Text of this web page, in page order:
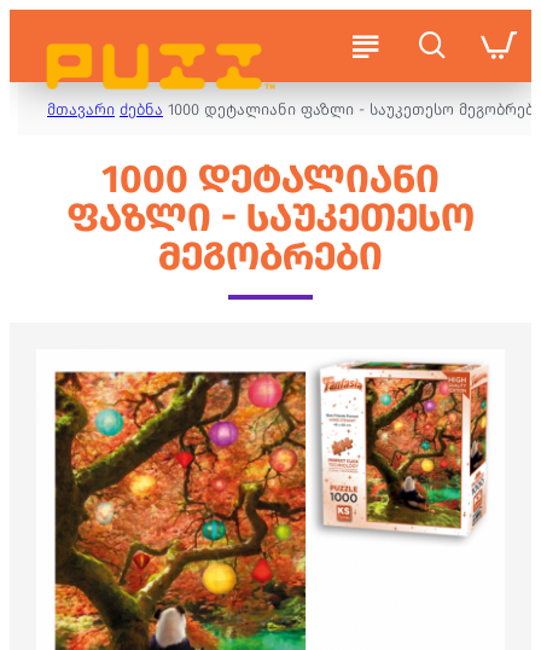
მთავარი ძებნა 1000 დეტალიანი ფაზლი - საუკეთესო მეგობრები
1000 ᲓᲔᲢᲐᲚᲘᲐᲜᲘ
ᲤᲐᲖᲚᲘ - ᲡᲐᲣᲙᲔᲗᲔᲡᲝ
ᲛᲔᲒᲝᲑᲠᲔᲑᲘ